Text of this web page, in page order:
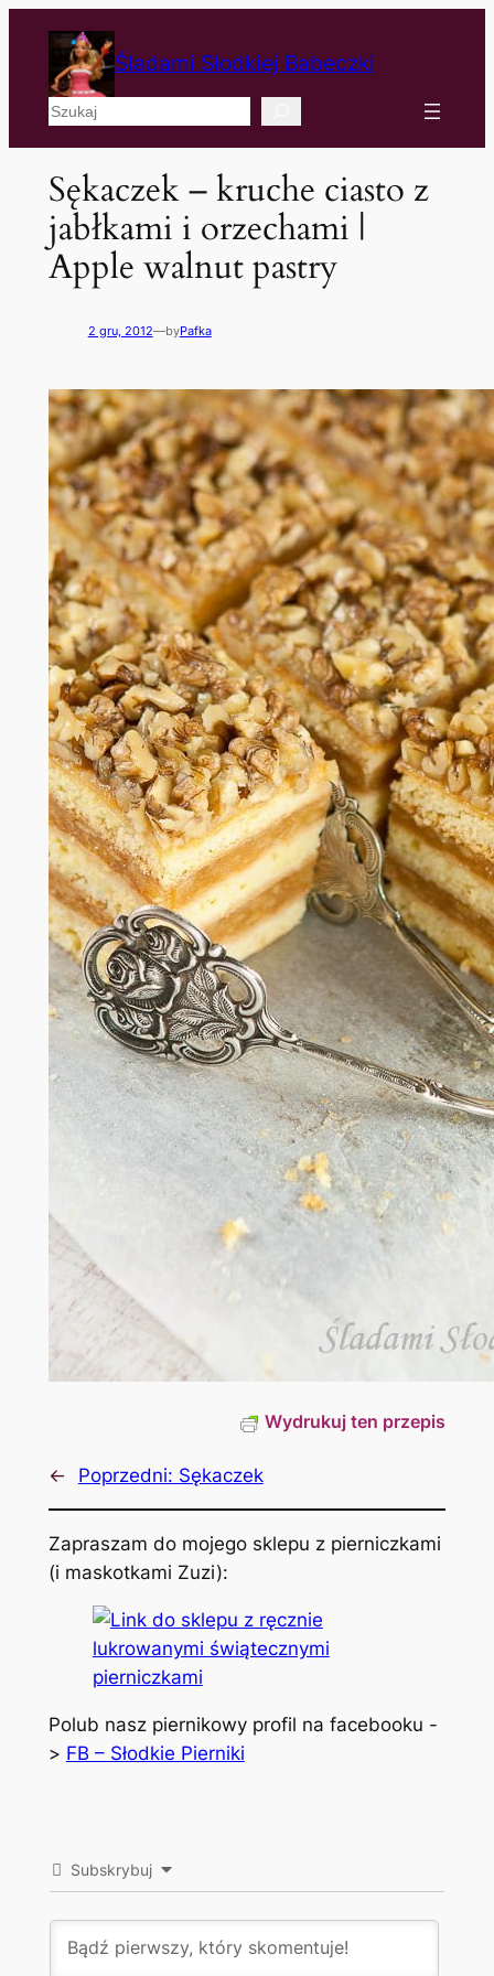
Śladami Słodkiej Babeczki
Szukaj
Sękaczek – kruche ciasto z
jabłkami i orzechami |
Apple walnut pastry
2 gru, 2012—byPafka
Wydrukuj ten przepis
← Poprzedni: Sękaczek
Zapraszam do mojego sklepu z pierniczkami
(i maskotkami Zuzi):
Polub nasz piernikowy profil na facebooku -
> FB – Słodkie Pierniki
Subskrybuj